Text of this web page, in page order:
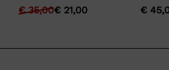
€35,00€ 21,00
€